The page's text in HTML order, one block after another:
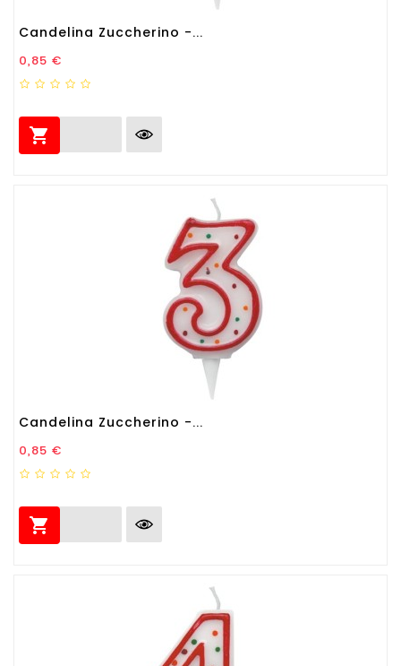
Candelina Zuccherino -...
Prezzo
0,85 €

Candelina Zuccherino -...
Prezzo
0,85 €
